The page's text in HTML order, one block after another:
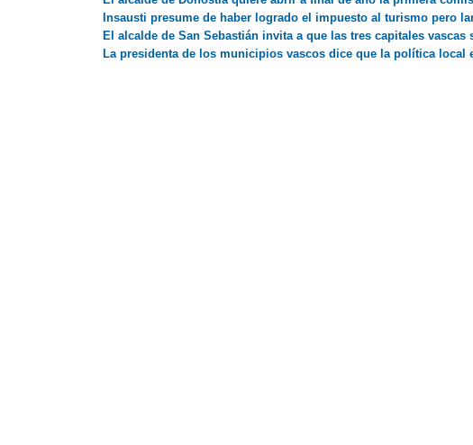
Insausti presume de haber logrado el impuesto al turismo pero
El alcalde de San Sebastián invita a que las tres capitales
La presidenta de los municipios vascos dice que la política